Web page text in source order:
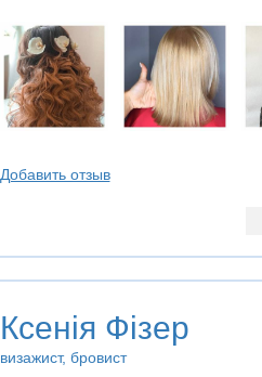
Добавить отзыв
Ксенія Фізер
визажист, бровист